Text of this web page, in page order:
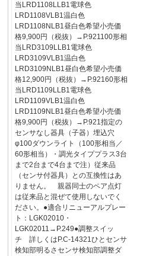
当LRD1108LLB1電球色
LRD1108VLB1温白色
LRD1108NLB1昼白色希望小売価
格9,900円（税抜）→P.921100形相
当LRD3109LLB1電球色
LRD3109VLB1温白色
LRD3109NLB1昼白色希望小売価
格12,900円（税抜）→P.92160形相
当LRD1109LLB1電球色
LRD1109VLB1温白色
LRD1109NLB1昼白色希望小売価
格9,900円（税抜）→P.921指定の
センサなし器具（子器）埋込穴
φ100ダウンライト（100形相当／
60形相当）・調光タイププラス3台
まで2台まで4台まで注）従来品
（センサ付器具）との互換性はあ
りません。 親器同士のペア点灯
は従来品と混ぜて使用しないでく
ださい。●適合リニューアルプレー
ト：LGK02010・
LGK02011→P.249●調整スイッ
チ 詳しくはP.C-14321ひとセンサ
検知部明るさセンサ検知部調整ダ